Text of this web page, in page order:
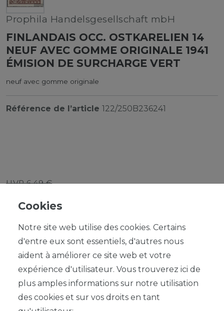
Prophila Handelsgesellschaft mbH
FINLANDAIS OCC. OSTKARELIEN 14
NEUF AVEC GOMME ORIGINALE 1941
ÉMISION DE SURCHARGE VERT
neuf avec gomme originale
Référence de l’article 122/250B236241
UVP 6,49 €
DANS LE PANIER
Cookies
Notre site web utilise des cookies. Certains
d'entre eux sont essentiels, d'autres nous
aident à améliorer ce site web et votre
expérience d'utilisateur. Vous trouverez ici de
plus amples informations sur notre utilisation
des cookies et sur vos droits en tant